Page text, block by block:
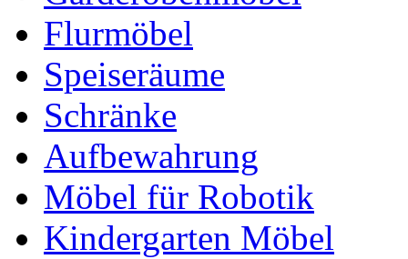
Flurmöbel
Speiseräume
Schränke
Aufbewahrung
Möbel für Robotik
Kindergarten Möbel